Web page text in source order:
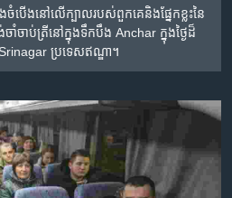
បើង​​នៅ​លើ​ក្បាល​របស់​ពួកគេ​និង​ផ្នែក​ខ្លះ​នៃ​
ចាប់​ត្រី​នៅ​ក្នុង​ទឹក​បឹង​ Anchar ក្នុង​ថ្ងៃ​ដ៏​
Srinagar ប្រទេស​ឥណ្ឌា។